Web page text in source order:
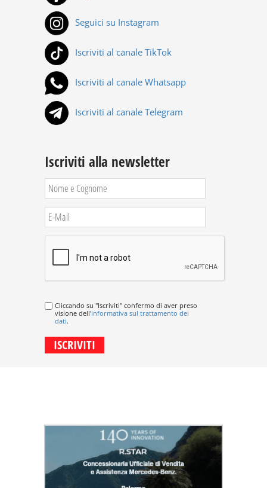
Seguici su Instagram
Iscriviti al canale TikTok
Iscriviti al canale Whatsapp
Iscriviti al canale Telegram
Iscriviti alla newsletter
Cliccando su "Iscriviti" confermo di aver preso
visione dell'informativa sul trattamento dei
dati.